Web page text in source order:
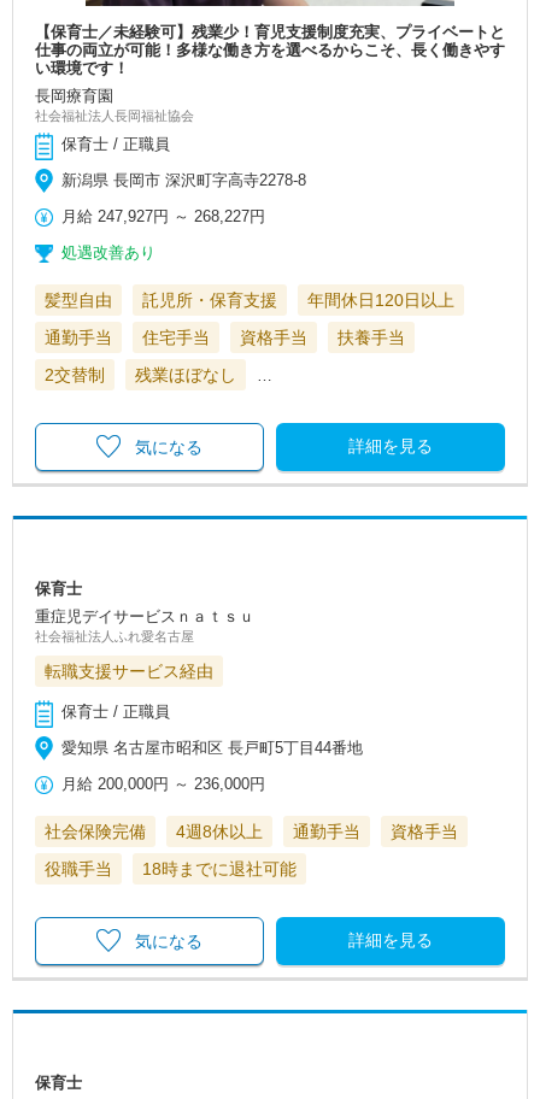
【保育士／未経験可】残業少！育児支援制度充実、プライベートと
仕事の両立が可能！多様な働き方を選べるからこそ、長く働きやす
い環境です！
長岡療育園
社会福祉法人長岡福祉協会
保育士 / 正職員
新潟県 長岡市 深沢町字高寺2278-8
月給 247,927円 ～268,227円
処遇改善あり
髪型自由 託児所・保育支援
年間休日120日以上
通勤手当
住宅手当 資格手当
扶養手当
2交替制
残業ほぼなし …
詳細を見る
気になる
保育士
重症児デイサービスｎａｔｓｕ
社会福祉法人ふれ愛名古屋
転職支援サービス経由
保育士 / 正職員
愛知県 名古屋市昭和区 長戸町5丁目44番地
月給 200,000円 ～236,000円
社会保険完備 4週8休以上 通勤手当
資格手当
役職手当
18時までに退社可能
詳細を見る
気になる
保育士